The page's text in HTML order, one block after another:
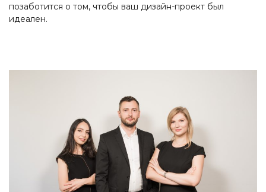
позаботится о том, чтобы ваш дизайн-проект был
идеален.